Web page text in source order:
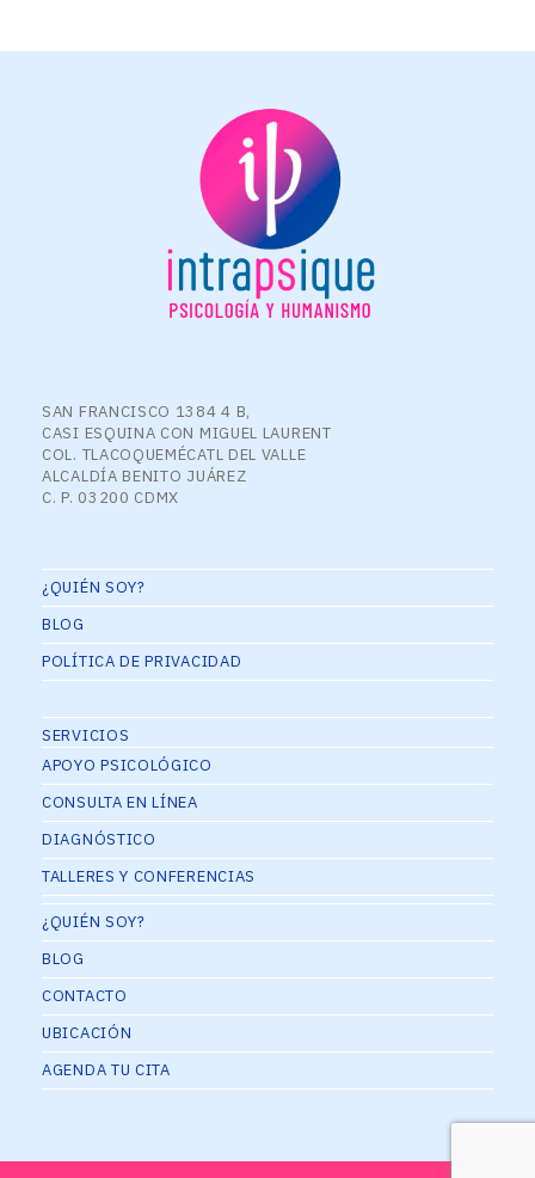
SAN FRANCISCO 1384 4 B,
CASI ESQUINA CON MIGUEL LAURENT
COL. TLACOQUEMÉCATL DEL VALLE
ALCALDÍA BENITO JUÁREZ
C. P. 03200 CDMX
¿QUIÉN SOY?
BLOG
POLÍTICA DE PRIVACIDAD
SERVICIOS
APOYO PSICOLÓGICO
CONSULTA EN LÍNEA
DIAGNÓSTICO
TALLERES Y CONFERENCIAS
¿QUIÉN SOY?
BLOG
CONTACTO
UBICACIÓN
AGENDA TU CITA